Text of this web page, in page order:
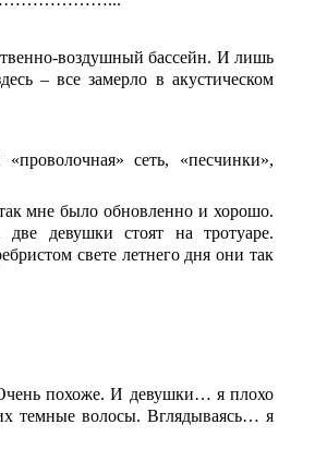
воздушный бассейн. И лишь
– все замерло в акустическом
сеть, «песчинки»,
мне было обновленно и хорошо.
девушки стоят на тротуаре.
свете летнего дня они так
похоже. И девушки… я плохо
темные волосы. Вглядываясь… я